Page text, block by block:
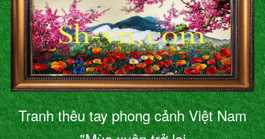
Tranh thêu tay phong cảnh Việt Nam